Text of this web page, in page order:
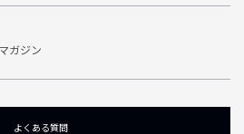
ガジン
よくある質問